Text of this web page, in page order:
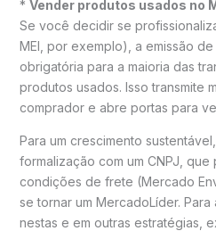
* Vender produtos usados no
Se você decidir se
MEI, por exemplo), a emissão
obrigatória para a maioria das
produtos usados. Isso transmite
comprador e abre portas para
Para um crescimento
formalização com um CNPJ,
condições de frete (Mercado
se tornar um MercadoLíder.
nestas e em outras estratégias,